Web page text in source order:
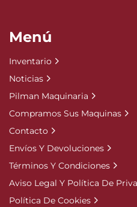
Menú
Inventario
Noticias
Pilman Maquinaria
Compramos Sus Maquinas
Contacto
Envíos Y Devoluciones
Términos Y Condiciones
Aviso Legal Y Política De
Política De Cookies